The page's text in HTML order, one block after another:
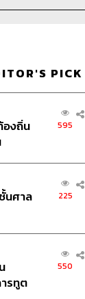
ภัควัตน์ ฟอง
ธีรดุริยสฤษฏ์
กฤตพล
จีพรรณ วิจิตรรั
ฐพงศ์ ชูประดิษฐ์
น์ ชุลีนวน
สุทธกิตติ์​ สุทธา
ล, วิมลณัฐ พรศิ
อุดมกรณ์, อาทิ
PICK
องถิ่น
595
นศาล
225
รทูต
550